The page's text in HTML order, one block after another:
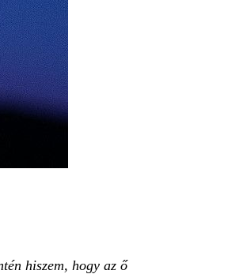
hiszem, hogy az ő